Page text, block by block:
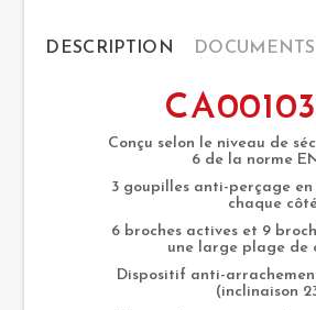
DESCRIPTION
Conçu selon le niveau de
6 de la norme
3 goupilles anti-perçage
chaque
6 broches actives et 9
une large plage de
Dispositif anti-
(inclinaison